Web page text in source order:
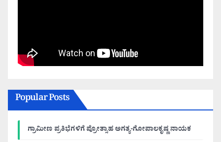
Popular Posts
ಗ್ರಾಮೀಣ ಪ್ರತಿಭೆಗಳಿಗೆ ಪ್ರೋತ್ಸಾಹ ಅಗತ್ಯ-ಗೋಪಾಲಕೃಷ್ಣ ನಾಯಕ